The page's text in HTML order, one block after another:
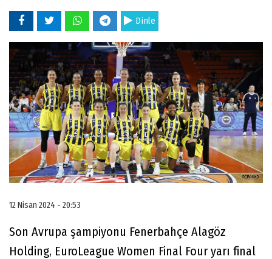
Dinle
12 Nisan 2024 - 20:53
Son Avrupa şampiyonu Fenerbahçe Alagöz
Holding, EuroLeague Women Final Four yarı final